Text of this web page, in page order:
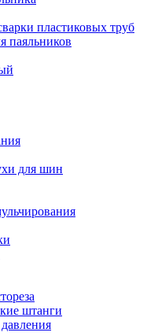
пластиковых труб
паяльников
для шин
штанги